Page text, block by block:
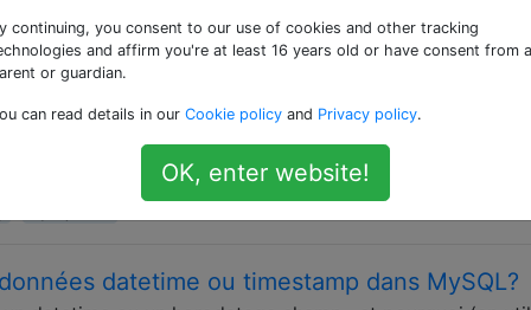
gérer les données.
l'injection SQL en PHP?
un effort communautaire . Modifiez les réponses
pas actuellement de nouvelles réponses ou
Overflow à partir de : Каким образом избежать SQL-
est insérée …
datetime ou timestamp dans MySQL?
continuing, you consent to our use of cookies and other tracking
and affirm you're at least 16 years old or have consent from a
or guardian.
can read details in our Cookie policy and Privacy policy.
OK, enter website!